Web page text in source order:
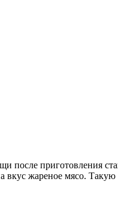
приготовления
жареное мясо. Такую